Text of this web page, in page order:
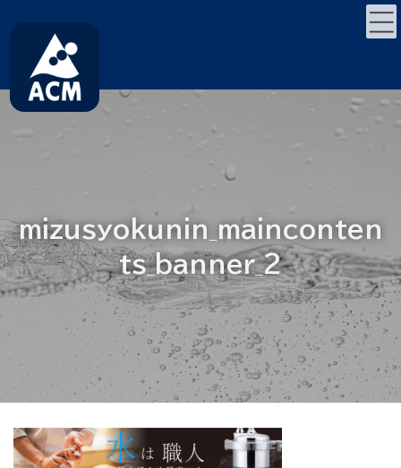
キ
ゲ
に
移
mizusyokunin_mainconten
ts_banner_2